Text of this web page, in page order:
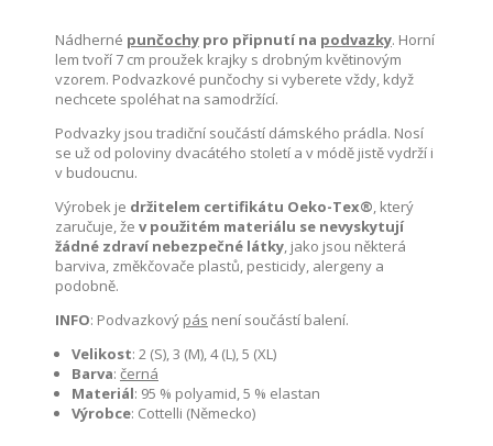
Nádherné punčochy pro připnutí na podvazky. Horní
lem tvoří 7 cm proužek krajky s drobným květinovým
vzorem. Podvazkové punčochy si vyberete vždy, když
nechcete spoléhat na samodržící.
Podvazky jsou tradiční součástí dámského prádla. Nosí
se už od poloviny dvacátého století a v módě jistě vydrží i
v budoucnu.
Výrobek je držitelem certifikátu Oeko-Tex® , který
zaručuje, že v použitém materiálu se nevyskytují
žádné zdraví nebezpečné látky , jako jsou některá
barviva, změkčovače plastů, pesticidy, alergeny a
podobně.
INFO: Podvazkový pás není součástí balení.
Velikost: 2 (S), 3 (M), 4 (L), 5 (XL)
Barva: černá
Materiál: 95 % polyamid, 5 % elastan
Výrobce: Cottelli (Německo)